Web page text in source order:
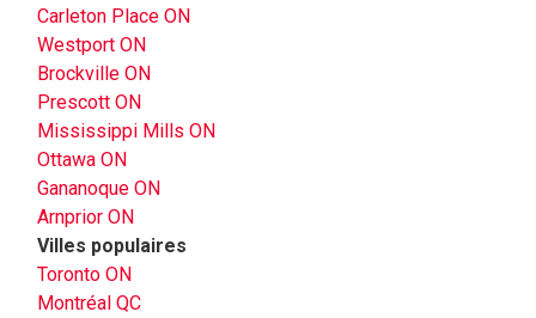
Carleton Place ON
Westport ON
Brockville ON
Prescott ON
Mississippi Mills ON
Ottawa ON
Gananoque ON
Arnprior ON
Villes populaires
Toronto ON
Montréal QC